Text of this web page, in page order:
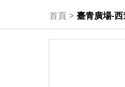
首頁 > 臺青廣場-